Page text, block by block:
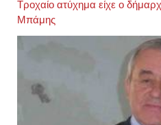
Τροχαίο ατύχημα είχε ο
Μπάμης